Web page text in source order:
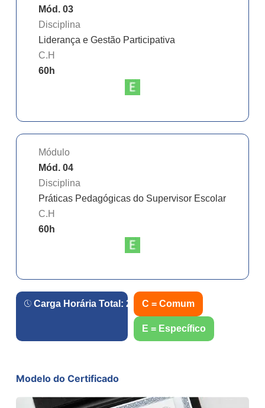
Mód. 03
Disciplina
Liderança e Gestão Participativa
C.H
60h
Módulo
Mód. 04
Disciplina
Práticas Pedagógicas do Supervisor Escolar
C.H
60h
Carga Horária Total: 240 h.
C = Comum
E = Específico
Modelo do Certificado